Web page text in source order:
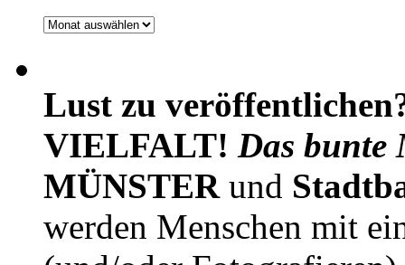
Archiv
Lust zu
VIELFALT! Das bunte
MÜNSTERund
werden Menschen mit